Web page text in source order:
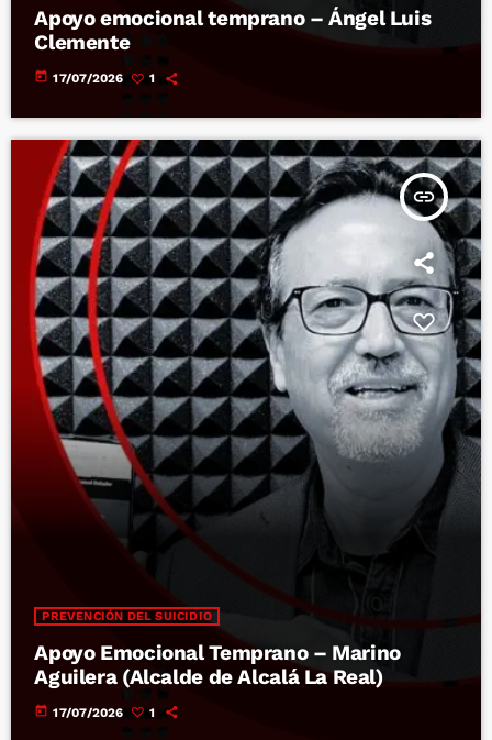
Apoyo emocional temprano – Ángel Luis
Clemente
today 17/07/2026 1
insert_link
PREVENCIÓN DEL SUICIDIO
Apoyo Emocional Temprano – Marino
Aguilera (Alcalde de Alcalá La Real)
today 17/07/2026 1